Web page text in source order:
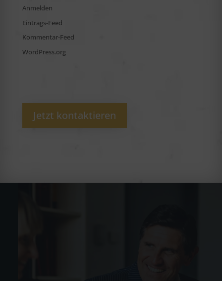
Anmelden
Eintrags-Feed
Kommentar-Feed
WordPress.org
Jetzt kontaktieren